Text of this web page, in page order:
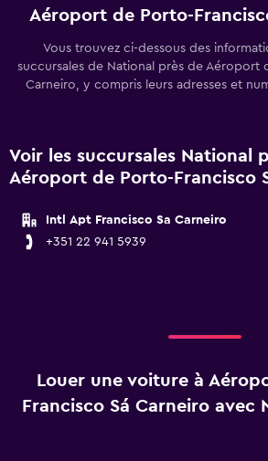
Aéroport de Porto-
Vous trouvez ci-dessous des
succursales de National près de Aéroport
Carneiro, y compris leurs adresses et
Voir les succursales National
Aéroport de Porto-Francisco
Intl Apt Francisco Sa Carneiro
+351 22 941 5939
Louer une voiture à
Francisco Sá Carneiro avec